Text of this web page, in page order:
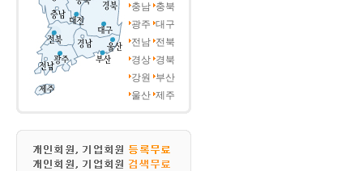
충남 충북
광주 대구
전남 전북
경상 경북
강원
부산
울산 제주